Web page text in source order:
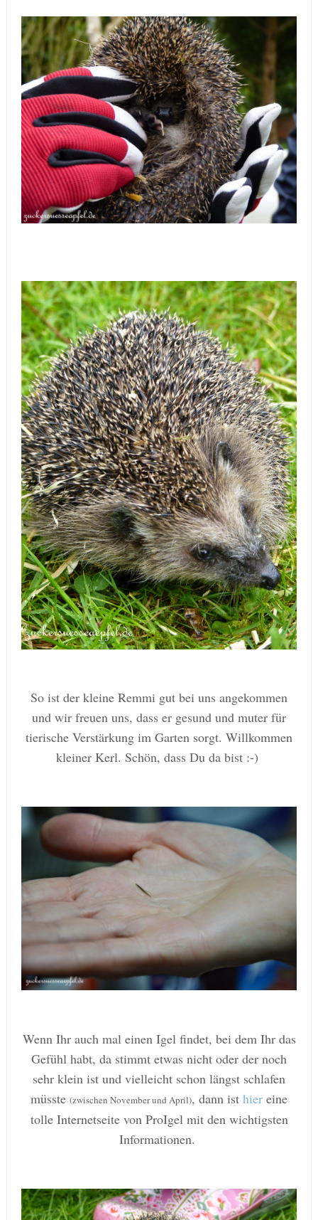
So ist der kleine Remmi gut bei uns angekommen
und wir freuen uns, dass er gesund und muter für
tierische Verstärkung im Garten sorgt. Willkommen
kleiner Kerl. Schön, dass Du da bist :-)
Wenn Ihr auch mal einen Igel findet, bei dem Ihr das
Gefühl habt, da stimmt etwas nicht oder der noch
sehr klein ist und vielleicht schon längst schlafen
müsste (zwischen November und April), dann ist hier eine
tolle Internetseite von ProIgel mit den wichtigsten
Informationen.